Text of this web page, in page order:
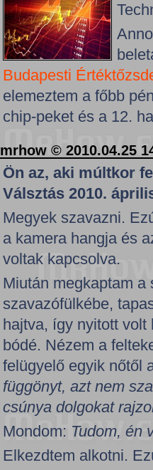
Budapesti
elemeztem a főbb
chip-peket és a 12.
mrhow © 2010.04.25
Ön az, aki múltkor
Válsztás 2010.
Megyek szavazni.
a kamera hangja és
voltak kapcsolva.
Miután megkaptam a
szavazófülkébe,
hajtva, így nyitott volt
bódé. Nézem a
felügyelő egyik nőtől
függönyt, azt nem
csúnya dolgokat
Mondom: Tudom, én
Elkezdtem alkotni.